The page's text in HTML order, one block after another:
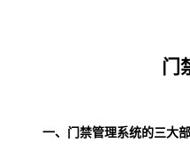
门
一、门禁管理系统的三大